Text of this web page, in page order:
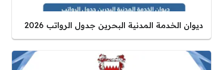
ديوان الخدمة المدنية البحرين جدول الرواتب 2026